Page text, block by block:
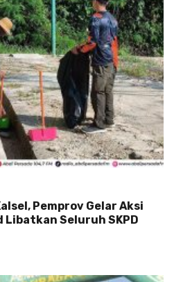
Pemprov Gelar Aksi
Seluruh SKPD